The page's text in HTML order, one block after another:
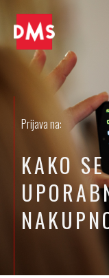
Prijava na:
KAKO